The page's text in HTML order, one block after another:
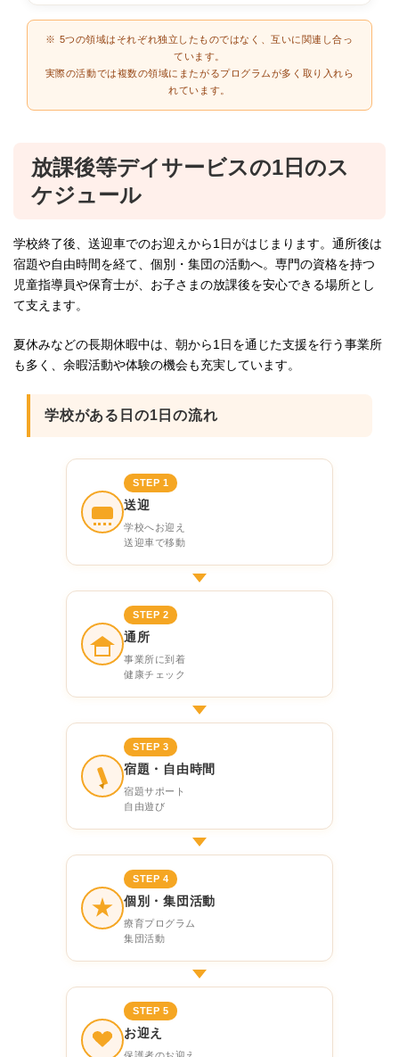
※ 5つの領域はそれぞれ独立したものではなく、互いに関連し合っ
ています。
実際の活動では複数の領域にまたがるプログラムが多く取り入れら
れています。
放課後等デイサービスの1日のス
ケジュール
学校終了後、送迎車でのお迎えから1日がはじまります。通所後は
宿題や自由時間を経て、個別・集団の活動へ。専門の資格を持つ
児童指導員や保育士が、お子さまの放課後を安心できる場所とし
て支えます。
夏休みなどの長期休暇中は、朝から1日を通じた支援を行う事業所
も多く、余暇活動や体験の機会も充実しています。
学校がある日の1日の流れ
STEP 1
送迎
学校へお迎え
送迎車で移動
STEP 2
通所
事業所に到着
健康チェック
STEP 3
宿題・自由時間
宿題サポート
自由遊び
STEP 4
個別・集団活動
療育プログラム
集団活動
STEP 5
お迎え